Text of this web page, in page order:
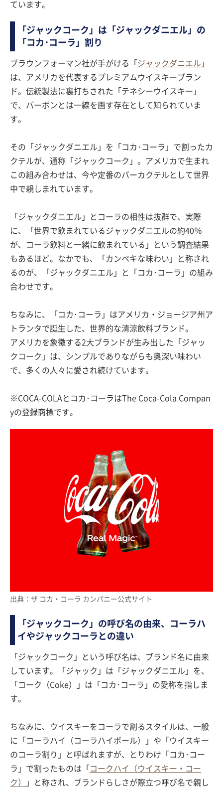
ています。
「ジャックコーク」は「ジャックダニエル」の
「コカ･コーラ」割り
ブラウンフォーマン社が手がける「 ジャックダニエル 」
は、アメリカを代表するプレミアムウイスキーブラン
ド。伝統製法に裏打ちされた「テネシーウイスキー」
で、バーボンとは一線を画す存在として知られていま
す。
その「ジャックダニエル」を「コカ･コーラ」で割ったカ
クテルが、通称「ジャックコーク」。アメリカで生まれ
この組み合わせは、今や定番のバーカクテルとして世界
中で親しまれています。
「ジャックダニエル」とコーラの相性は抜群で、実際
に、「世界で飲まれているジャックダニエルの約40％
が、コーラ飲料と一緒に飲まれている」という調査結果
もあるほど。なかでも、「カンペキな味わい」と称され
るのが、「ジャックダニエル」と「コカ･コーラ」の組み
合わせです。
ちなみに、「コカ･コーラ」はアメリカ・ジョージア州ア
トランタで誕生した、世界的な清涼飲料ブランド。
アメリカを象徴する2大ブランドが生み出した「ジャッ
クコーク」は、シンプルでありながらも奥深い味わい
で、多くの人々に愛され続けています。
※COCA-COLAとコカ･コーラはThe Coca-Cola Compan
yの登録商標です。
出典：ザ コカ・コーラ カンパニー公式サイト
「ジャックコーク」の呼び名の由来、コーラハ
イやジャックコーラとの違い
「ジャックコーク」という呼び名は、ブランド名に由来
しています。「ジャック」は「ジャックダニエル」を、
「コーク（Coke）」は「コカ･コーラ」の愛称を指しま
す。
ちなみに、ウイスキーをコーラで割るスタイルは、一般
に「コーラハイ（コーラハイボール）」や「ウイスキー
のコーラ割り」と呼ばれますが、とりわけ「コカ･コー
ラ」で割ったものは「 コークハイ（ウイスキー・コー
ク）
」と称され、ブランドらしさが際立つ呼び名で親し